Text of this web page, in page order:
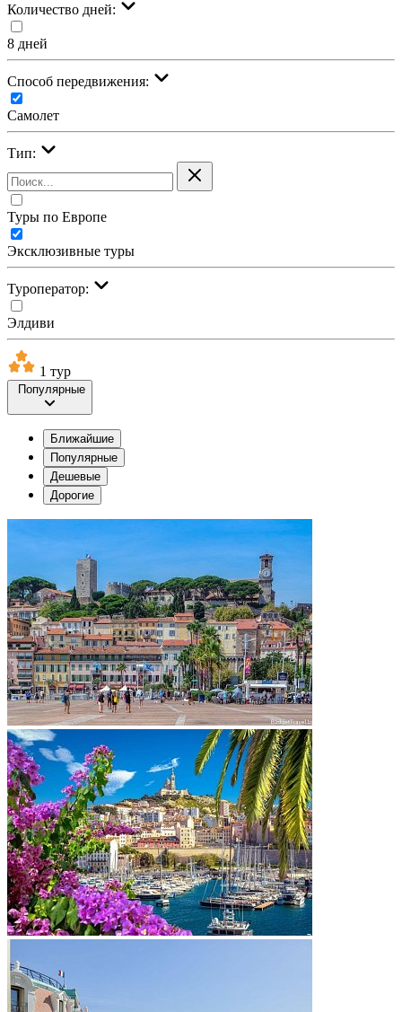
Количество дней:
8 дней
Cпособ передвижения:
Самолет
Тип:
Туры по Европе
Эксклюзивные туры
Туроператор:
Элдиви
1 тур
Популярные
Ближайшие
Популярные
Дешевые
Дорогие